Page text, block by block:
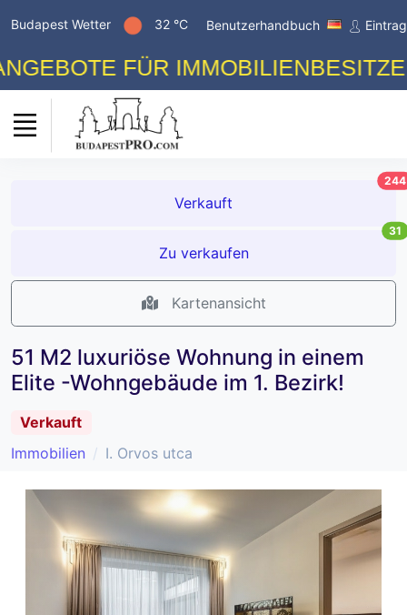
Budapest Wetter 32 °C Benutzerhandbuch
FÜR
Verkauft
244
Zu verkaufen
31
Kartenansicht
51 M2 luxuriöse Wohnung in einem
Elite -Wohngebäude im 1. Bezirk!
Verkauft
Immobilien
I. Orvos utca